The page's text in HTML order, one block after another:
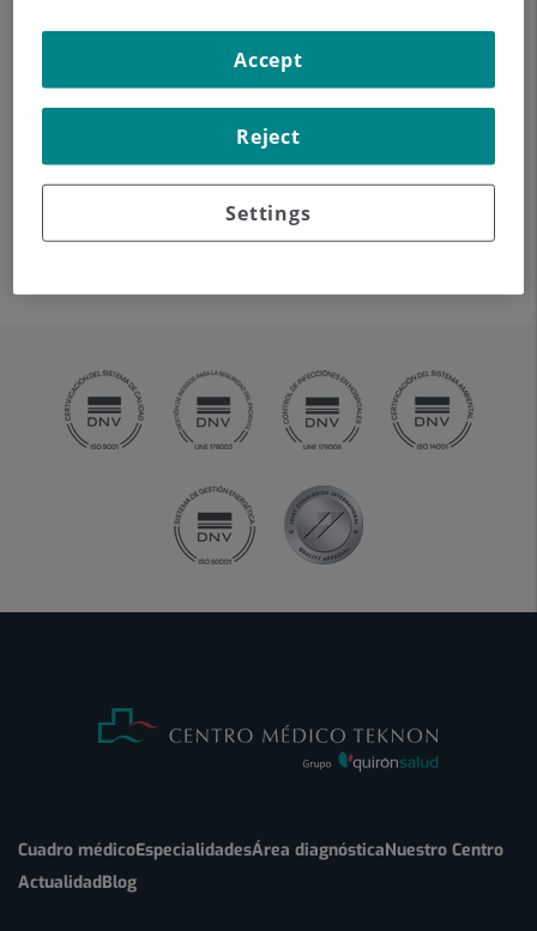
mediante el empleo de un
campo electromagnético y
emisor y un receptor). No
utiliza radiación ionizante.
Indicaciones: traumatismo, degeneración de la columna,
Cuadro médicoEspecialidadesÁrea diagnósticaNuestro Centro
ActualidadBlog
Settings
Reject
Accept